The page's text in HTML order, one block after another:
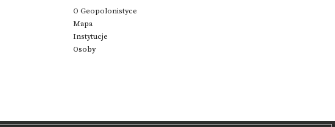
O Geopolonistyce
Mapa
Instytucje
Osoby